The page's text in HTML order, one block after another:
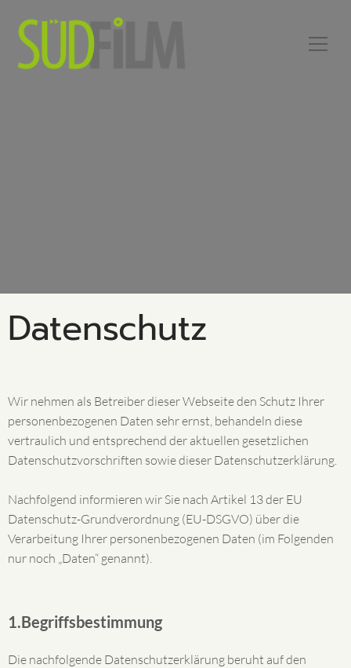
Datenschutz
Wir nehmen als Betreiber dieser Webseite den Schutz Ihrer
personenbezogenen Daten sehr ernst, behandeln diese
vertraulich und entsprechend der aktuellen gesetzlichen
Datenschutzvorschriften sowie dieser Datenschutzerklärung.
Nachfolgend informieren wir Sie nach Artikel 13 der EU
Datenschutz-Grundverordnung (EU-DSGVO) über die
Verarbeitung Ihrer personenbezogenen Daten (im Folgenden
nur noch „Daten“ genannt).
1.Begriffsbestimmung
Die nachfolgende Datenschutzerklärung beruht auf den